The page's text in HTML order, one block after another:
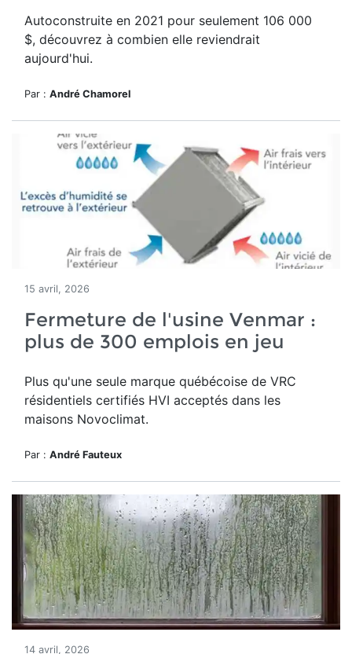
Autoconstruite en 2021 pour seulement 106 000
$, découvrez à combien elle reviendrait
aujourd'hui.
Par : André Chamorel
15 avril, 2026
Fermeture de l'usine Venmar :
plus de 300 emplois en jeu
Plus qu'une seule marque québécoise de VRC
résidentiels certifiés HVI acceptés dans les
maisons Novoclimat.
Par : André Fauteux
14 avril, 2026